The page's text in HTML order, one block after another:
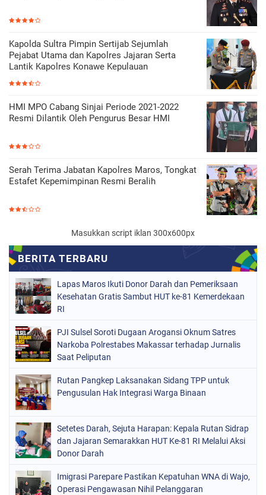
Kapolda Sultra Pimpin Sertijab Sejumlah
Pejabat Utama dan Kapolres Jajaran Serta
Lantik Kapolres Konawe Kepulauan
HMI MPO Cabang Sinjai Periode 2021-2022
Resmi Dilantik Oleh Pengurus Besar HMI
Serah Terima Jabatan Kapolres Maros, Tongkat
Estafet Kepemimpinan Resmi Beralih
Masukkan script iklan 300x600px
Lapas Maros Ikuti Donor Darah dan Pemeriksaan
Kesehatan Gratis Sambut HUT ke-81 Kemerdekaan
RI
PJI Sulsel Soroti Dugaan Arogansi Oknum Satres
Narkoba Polrestabes Makassar terhadap Jurnalis
Saat Peliputan
Rutan Pangkep Laksanakan Sidang TPP untuk
Pengusulan Hak Integrasi Warga Binaan
Setetes Darah, Sejuta Harapan: Kepala Rutan Sidrap
dan Jajaran Semarakkan HUT Ke-81 RI Melalui Aksi
Donor Darah
Imigrasi Parepare Pastikan Kepatuhan WNA di Wajo,
Operasi Pengawasan Nihil Pelanggaran